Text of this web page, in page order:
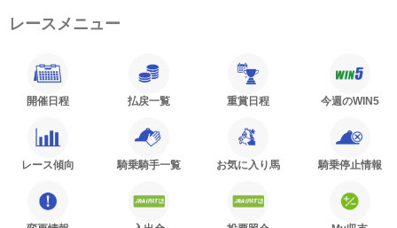
レースメニュー
開催日程 払戻一覧 重賞日程 今週のWIN5
レース傾向 騎乗騎手一覧 お気に入り馬 騎乗停止情報